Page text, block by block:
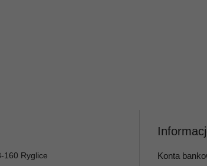
160 Ryglice
Konta